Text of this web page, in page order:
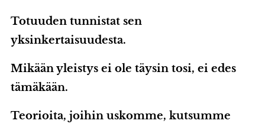
Totuuden tunnistat sen
yksinkertaisuudesta.
Mikään yleistys ei ole täysin tosi, ei edes
tämäkään.
Teorioita, joihin uskomme, kutsumme